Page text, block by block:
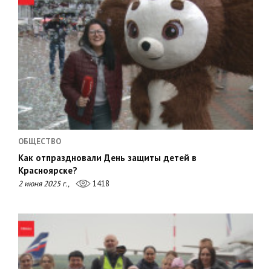
ОБЩЕСТВО
Как отпраздновали День защиты детей в
Красноярске?
2 июня 2025 г., 1418